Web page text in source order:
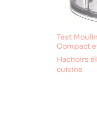
Test
Compact
Hachoirs
cuisine